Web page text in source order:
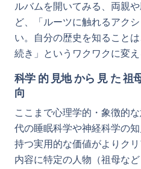
ルバムを開いてみる、両親
ど、「ルーツに触れるアク
い。自分の歴史を知ること
続き」というワクワクに変え
科学 的 見地 から 見 た 祖
向
ここまで心理学的・象徴的
代の睡眠科学や神経科学の
持つ実用的な価値がよりク
内容に特定の人物（祖母な